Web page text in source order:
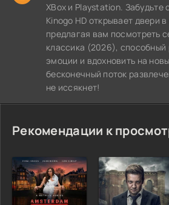
XBox и Playstation. Забудьте
Kinogo HD открывает двери
предлагая вам посмотреть
классика (2026), способный
эмоции и вдохновить на
бесконечный поток
не иссякнет!
Рекомендации к